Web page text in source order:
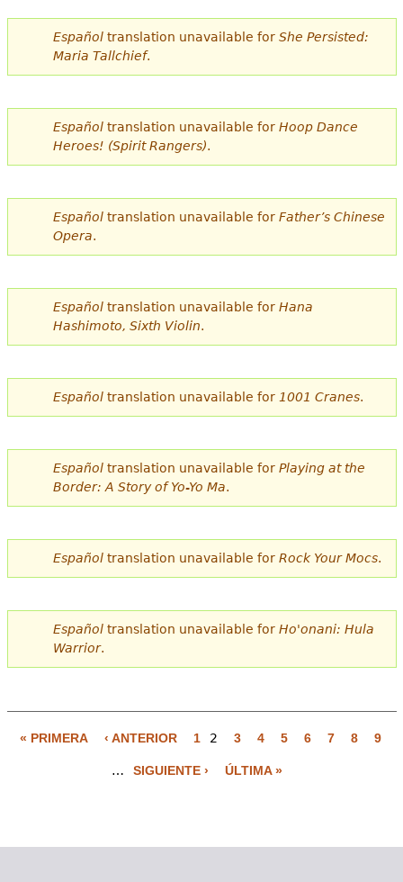
Más recursos
e
t
á
q
u
Españoltranslation unavailable for She Persisted:
Maria Tallchief.
Españoltranslation unavailable for Hoop Dance
Heroes! (Spirit Rangers).
Españoltranslation unavailable for Father’s Chinese
Opera.
Españoltranslation unavailable for Hana
Hashimoto, Sixth Violin.
Españoltranslation unavailable for 1001 Cranes.
Españoltranslation unavailable for Playing at the
Border: A Story of Yo-Yo Ma.
Españoltranslation unavailable for Rock Your Mocs.
Españoltranslation unavailable for Ho'onani: Hula
Warrior.
i
« PRIMERA ‹ ANTERIOR 1 2 3 4 5 6 7 8 9
… SIGUIENTE › ÚLTIMA »